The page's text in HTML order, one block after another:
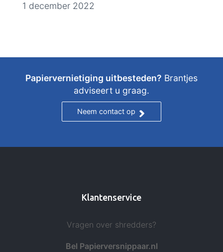
1 december 2022
Papiervernietiging uitbesteden? Brantjes
adviseert u graag.
Neem contact op
Klantenservice
Vragen over shredders?
Bel Papierversnippaar.nl